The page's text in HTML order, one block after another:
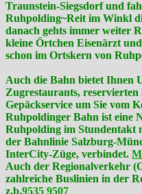
Traunstein-Siegsdorf und
Ruhpolding~Reit im Winkl
danach gehts immer weiter
kleine Örtchen Eisenärzt
schon im Ortskern von
Auch die Bahn bietet Ihnen
Zugrestaurants,
Gepäckservice um Sie vom
Ruhpoldinger Bahn ist eine
Ruhpolding im Stundentakt
der Bahnlinie Salzburg-
InterCity-Züge, verbindet.
Auch der Regionalverkehr
zahlreiche Buslinien in der
z.b.9535 9507